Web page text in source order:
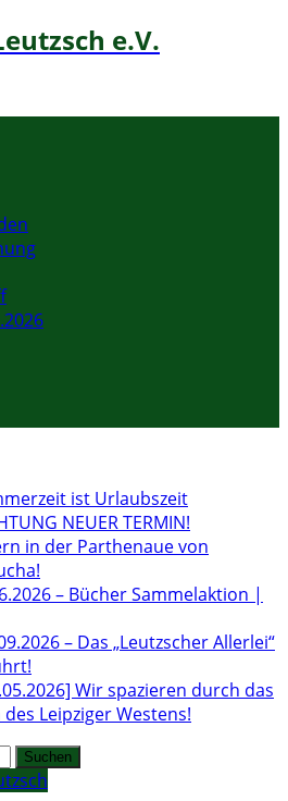
e.V.
ist Urlaubszeit
NEUER TERMIN!
in der Parthenaue von
– Bücher Sammelaktion |
– Das „Leutzscher Allerlei“
Wir spazieren durch das
Leipziger Westens!